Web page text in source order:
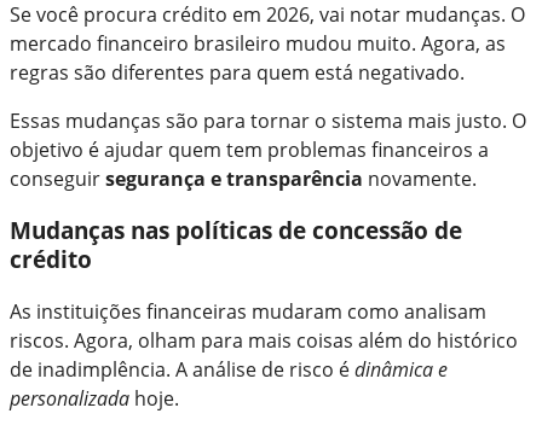
Se você procura crédito em 2026, vai notar mudanças. O
mercado financeiro brasileiro mudou muito. Agora, as
regras são diferentes para quem está negativado.
Essas mudanças são para tornar o sistema mais justo. O
objetivo é ajudar quem tem problemas financeiros a
conseguirsegurança e transparência novamente.
Mudanças nas políticas de concessão de
crédito
As instituições financeiras mudaram como analisam
riscos. Agora, olham para mais coisas além do histórico
de inadimplência. A análise de risco édinâmica e
personalizada hoje.